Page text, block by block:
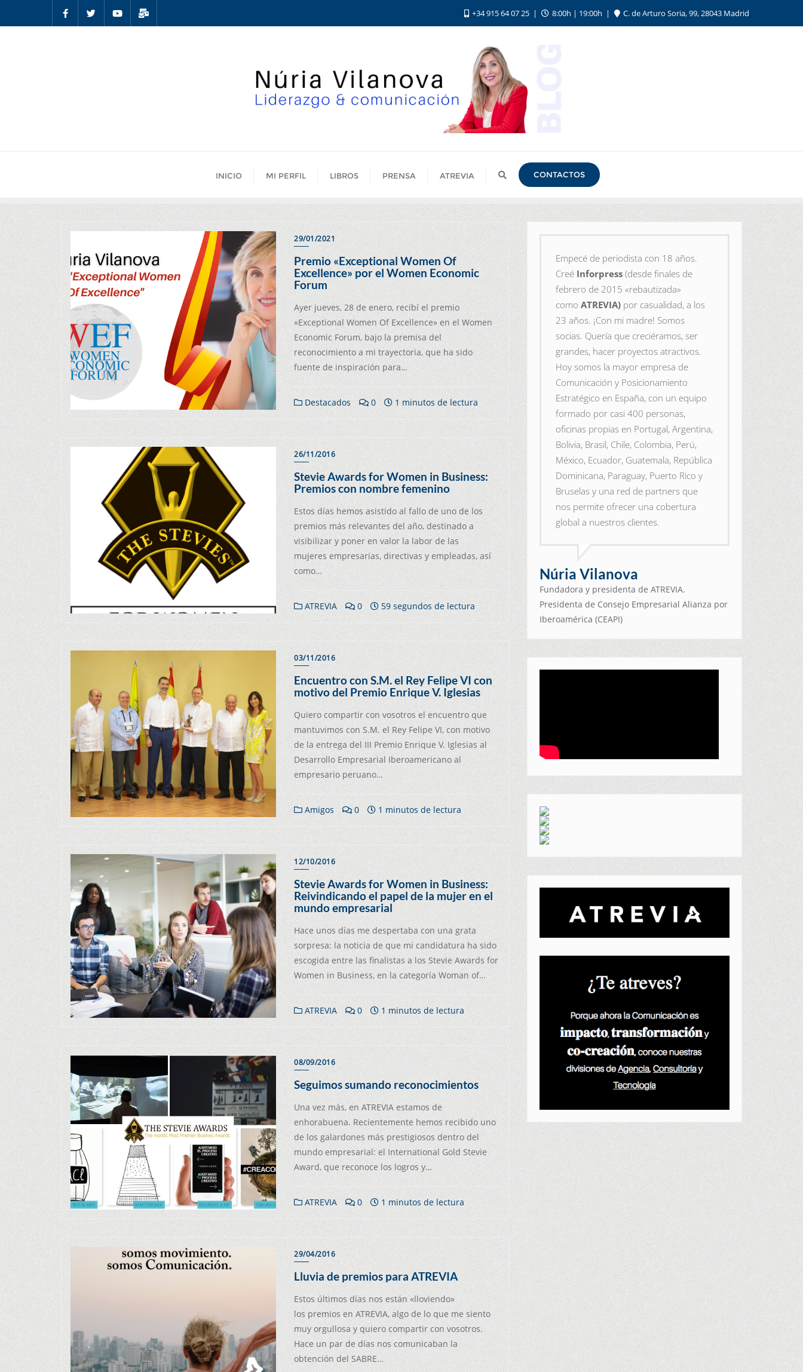
+34 915 64 07 25 8:00h | 19:00h C. de Arturo Soria, 99, 28043 Madrid
INICIO MI PERFIL LIBROS PRENSA ATREVIA CONTACTOS
29/01/2021
Premio «Exceptional Women Of
Excellence» por el Women Economic
Forum
Ayer jueves, 28 de enero, recibí el premio
«Exceptional Women Of Excellence» en el Women
Economic Forum, bajo la premisa del
reconocimiento a mi trayectoria, que ha sido
fuente de inspiración para…
Destacados 0 1 minutos de lectura
26/11/2016
Stevie Awards for Women in Business:
Premios con nombre femenino
Estos días hemos asistido al fallo de uno de los
premios más relevantes del año, destinado a
visibilizar y poner en valor la labor de las
mujeres empresarias, directivas y empleadas, así
como…
ATREVIA 0 59 segundos de lectura
03/11/2016
Encuentro con S.M. el Rey Felipe VI con
motivo del Premio Enrique V. Iglesias
Quiero compartir con vosotros el encuentro que
mantuvimos con S.M. el Rey Felipe VI, con motivo
de la entrega del III Premio Enrique V. Iglesias al
Desarrollo Empresarial Iberoamericano al
empresario peruano…
Amigos 0 1 minutos de lectura
12/10/2016
Stevie Awards for Women in Business:
Reivindicando el papel de la mujer en el
mundo empresarial
Hace unos días me despertaba con una grata
sorpresa: la noticia de que mi candidatura ha sido
escogida entre las finalistas a los Stevie Awards for
Women in Business, en la categoría Woman of…
ATREVIA 0 1 minutos de lectura
08/09/2016
Seguimos sumando reconocimientos
Una vez más, en ATREVIA estamos de
enhorabuena. Recientemente hemos recibido uno
de los galardones más prestigiosos dentro del
mundo empresarial: el International Gold Stevie
Award, que reconoce los logros y…
ATREVIA 0 1 minutos de lectura
29/04/2016
Lluvia de premios para ATREVIA
Estos últimos días nos están «lloviendo»
los premios en ATREVIA, algo de lo que me siento
muy orgullosa y quiero compartir con vosotros.
Hace un par de días nos comunicaban la
obtención del SABRE…
Empecé de periodista con 18 años.
Creé Inforpress (desde finales de
febrero de 2015 «rebautizada»
como ATREVIA) por casualidad, a los
23 años. ¡Con mi madre! Somos
socias. Quería que creciéramos, ser
grandes, hacer proyectos atractivos.
Hoy somos la mayor empresa de
Comunicación y Posicionamiento
Estratégico en España, con un equipo
formado por casi 400 personas,
oficinas propias en Portugal, Argentina,
Bolivia, Brasil, Chile, Colombia, Perú,
México, Ecuador, Guatemala, República
Dominicana, Paraguay, Puerto Rico y
Bruselas y una red de partners que
nos permite ofrecer una cobertura
global a nuestros clientes.
Núria Vilanova
Fundadora y presidenta de ATREVIA.
Presidenta de Consejo Empresarial Alianza por
Iberoamérica (CEAPI)